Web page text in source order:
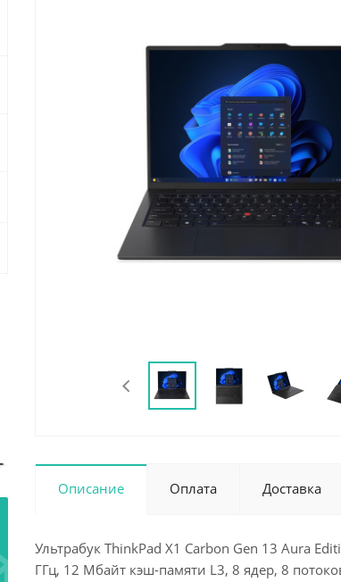
Описание Оплата Доставка
Ультрабук ThinkPad X1 Carbon Gen 13 Aura
ГГц, 12 Мбайт кэш-памяти L3, 8 ядер, 8